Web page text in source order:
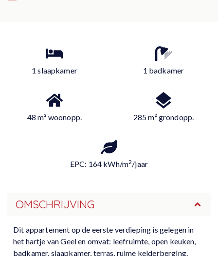
1 slaapkamer 1 badkamer
48 m² woonopp. 285 m² grondopp.
EPC: 164 kWh/m2/jaar
OMSCHRIJVING
Dit appartement op de eerste verdieping is gelegen in
het hartje van Geel en omvat: leefruimte, open keuken,
badkamer, slaapkamer, terras, ruime kelderberging.